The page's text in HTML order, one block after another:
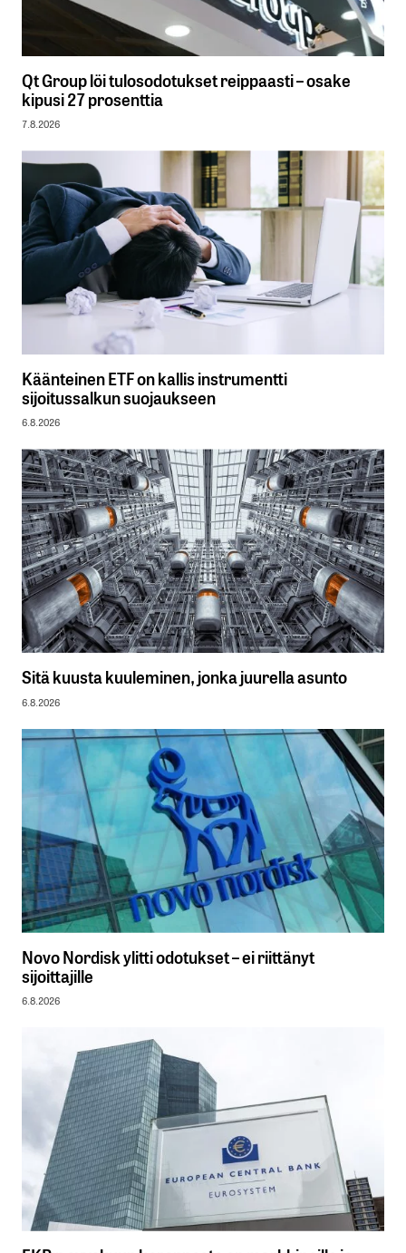
Qt Group löi tulosodotukset reippaasti – osake
kipusi 27 prosenttia
7.8.2026
Käänteinen ETF on kallis instrumentti
sijoitussalkun suojaukseen
6.8.2026
Sitä kuusta kuuleminen, jonka juurella asunto
6.8.2026
Novo Nordisk ylitti odotukset – ei riittänyt
sijoittajille
6.8.2026